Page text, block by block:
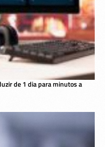
de 1 dia para minutos a